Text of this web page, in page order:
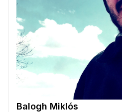
Balogh Miklós